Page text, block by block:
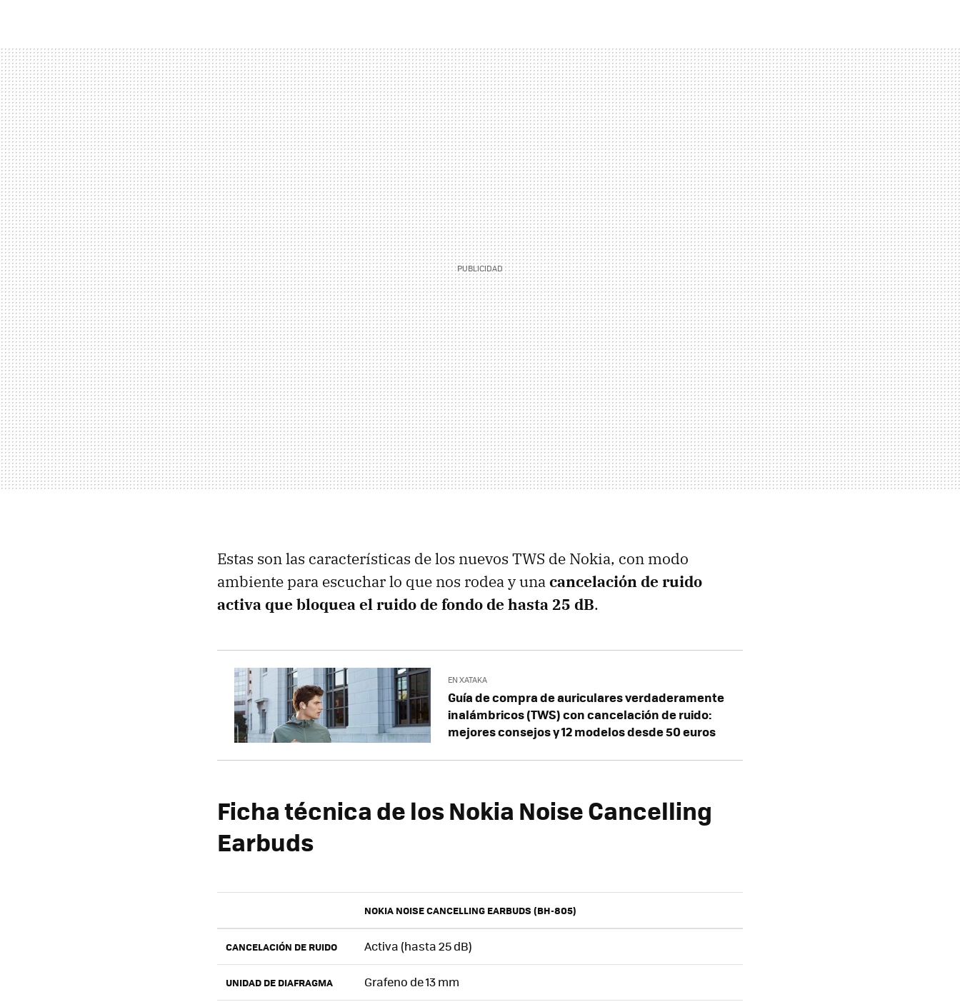
Estas son las características de los nuevos TWS de Nokia, con modo
ambiente para escuchar lo que nos rodea y unacancelación de ruido
activa que bloquea el ruido de fondo de hasta 25 dB.
EN XATAKA
Guía de compra de auriculares verdaderamente
inalámbricos (TWS) con cancelación de ruido:
mejores consejos y 12 modelos desde 50 euros
Ficha técnica de los Nokia Noise Cancelling
Earbuds
NOKIA NOISE CANCELLING EARBUDS (BH-805)
CANCELACIÓN DE RUIDO Activa (hasta 25 dB)
UNIDAD DE DIAFRAGMA Grafeno de 13 mm